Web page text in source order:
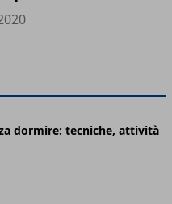
dormire: tecniche, attività